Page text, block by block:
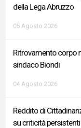
della Lega Abruzzo
05 Agosto 2026
Ritrovamento corpo
sindaco Biondi
04 Agosto 2026
Reddito di
su criticità